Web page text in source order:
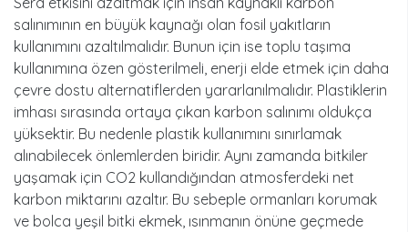
salınımının en büyük kaynağı olan fosil yakıtların
kullanımını azaltılmalıdır. Bunun için ise toplu taşıma
kullanımına özen gösterilmeli, enerji elde etmek için daha
çevre dostu alternatiflerden yararlanılmalıdır. Plastiklerin
imhası sırasında ortaya çıkan karbon salınımı oldukça
yüksektir. Bu nedenle plastik kullanımını sınırlamak
alınabilecek önlemlerden biridir. Aynı zamanda bitkiler
yaşamak için CO2 kullandığından atmosferdeki net
karbon miktarını azaltır. Bu sebeple ormanları korumak
ve bolca yeşil bitki ekmek, ısınmanın önüne geçmede